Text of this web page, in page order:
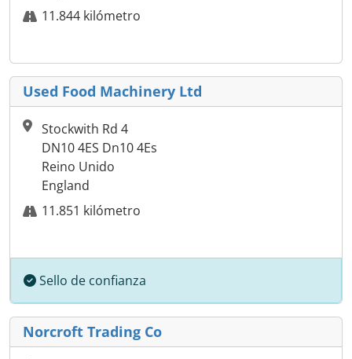
11.844 kilómetro
Used Food Machinery Ltd
Stockwith Rd 4
DN10 4ES Dn10 4Es
Reino Unido
England
11.851 kilómetro
Sello de confianza
Norcroft Trading Co